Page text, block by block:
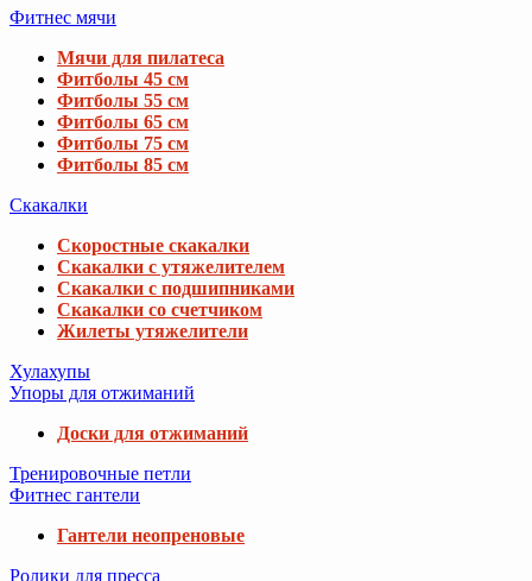
Фитнес мячи
Мячи для пилатеса
Фитболы 45 см
Фитболы 55 см
Фитболы 65 см
Фитболы 75 см
Фитболы 85 см
Скакалки
Скоростные скакалки
Скакалки с утяжелителем
Скакалки с подшипниками
Скакалки со счетчиком
Жилеты утяжелители
Хулахупы
Упоры для отжиманий
Доски для отжиманий
Тренировочные петли
Фитнес гантели
Гантели неопреновые
Ролики для пресса